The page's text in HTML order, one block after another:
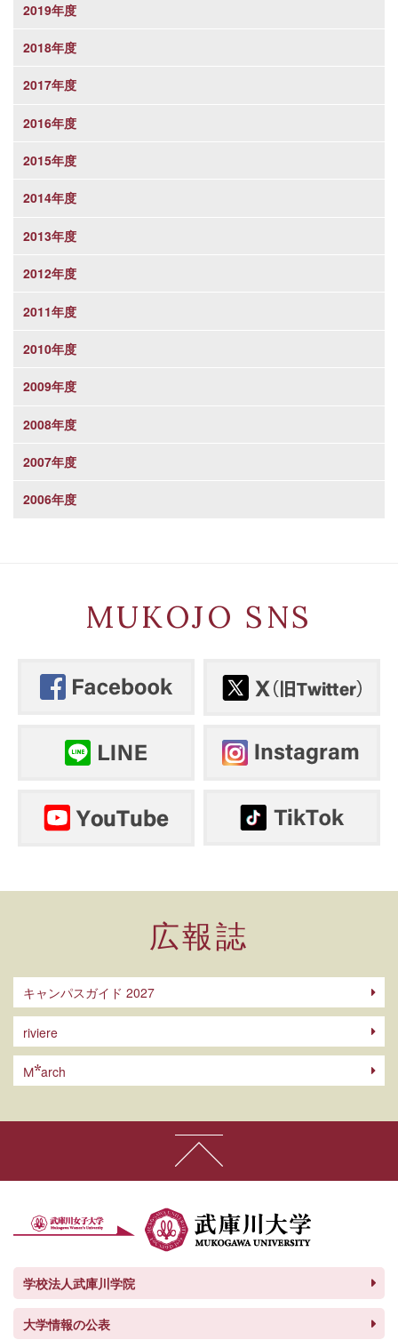
2019年度
2018年度
2017年度
2016年度
2015年度
2014年度
2013年度
2012年度
2011年度
2010年度
2009年度
2008年度
2007年度
2006年度
MUKOJO SNS
広報誌
キャンパスガイド 2027
riviere
M arch
学校法人武庫川学院
大学情報の公表